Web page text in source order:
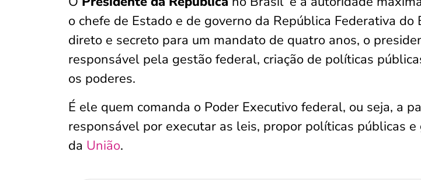
o chefe de Estado e de governo da República Federativa do
direto e secreto para um mandato de quatro anos, o
responsável pela gestão federal, criação de políticas
os poderes.
É ele quem comanda o Poder Executivo federal, ou seja, a
responsável por executar as leis, propor políticas públicas e
da União.